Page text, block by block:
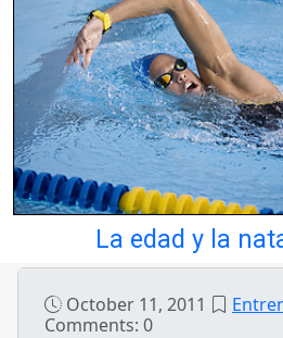
La edad y la
October 11, 2011
Comments: 0